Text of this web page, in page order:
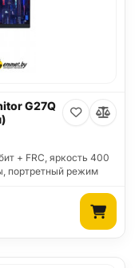
G27Q
+ FRC, яркость 400
портретный режим